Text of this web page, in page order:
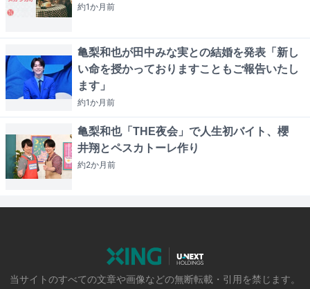
約1か月前
亀梨和也が田中みな実との結婚を発表「新し
い命を授かっておりますこともご報告いたし
ます」
約1か月前
亀梨和也「THE夜会」で人生初バイト、櫻
井翔とペスカトーレ作り
約2か月前
当サイトのすべての文章や画像などの無断転載・引用を禁じます。